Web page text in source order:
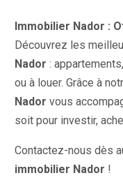
Immobilier Nador :
Découvrez les
Nador :
ou à louer. Grâce à
Nador vous
soit pour investir,
Contactez-nous dès
immobilier Nador !